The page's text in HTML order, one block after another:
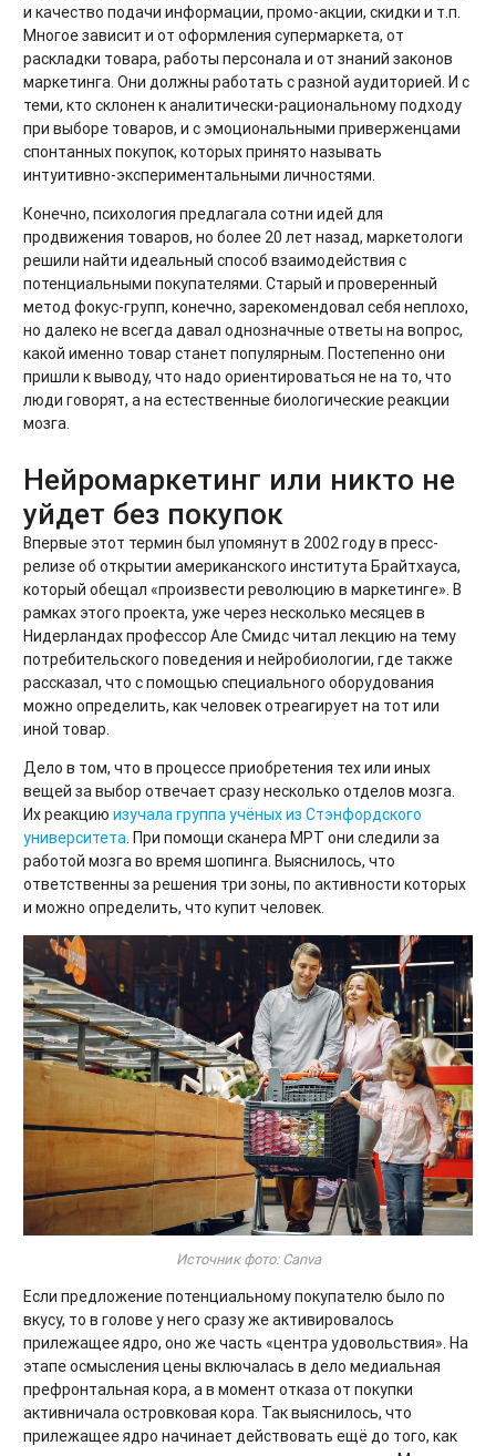
и качество подачи информации, промо-акции, скидки и т.п.
Многое зависит и от оформления супермаркета, от
раскладки товара, работы персонала и от знаний законов
маркетинга. Они должны работать с разной аудиторией. И с
теми, кто склонен к аналитически-рациональному подходу
при выборе товаров, и с эмоциональными приверженцами
спонтанных покупок, которых принято называть
интуитивно-экспериментальными личностями.
Конечно, психология предлагала сотни идей для
продвижения товаров, но более 20 лет назад, маркетологи
решили найти идеальный способ взаимодействия с
потенциальными покупателями. Старый и проверенный
метод фокус-групп, конечно, зарекомендовал себя неплохо,
но далеко не всегда давал однозначные ответы на вопрос,
какой именно товар станет популярным. Постепенно они
пришли к выводу, что надо ориентироваться не на то, что
люди говорят, а на естественные биологические реакции
мозга.
Нейромаркетинг или никто не
уйдет без покупок
Впервые этот термин был упомянут в 2002 году в пресс-
релизе об открытии американского института Брайтхауса,
который обещал «произвести революцию в маркетинге». В
рамках этого проекта, уже через несколько месяцев в
Нидерландах профессор Але Смидс читал лекцию на тему
потребительского поведения и нейробиологии, где также
рассказал, что с помощью специального оборудования
можно определить, как человек отреагирует на тот или
иной товар.
Дело в том, что в процессе приобретения тех или иных
вещей за выбор отвечает сразу несколько отделов мозга.
Их реакцию изучала группа учёных из Стэнфордского
университета. При помощи сканера МРТ они следили за
работой мозга во время шопинга. Выяснилось, что
ответственны за решения три зоны, по активности которых
и можно определить, что купит человек.
Источник фото: Canva
Если предложение потенциальному покупателю было по
вкусу, то в голове у него сразу же активировалось
прилежащее ядро, оно же часть «центра удовольствия». На
этапе осмысления цены включалась в дело медиальная
префронтальная кора, а в момент отказа от покупки
активничала островковая кора. Так выяснилось, что
прилежащее ядро начинает действовать ещё до того, как